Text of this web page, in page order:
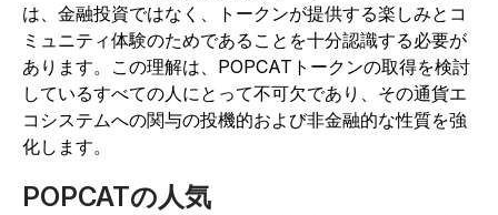
は、金融投資ではなく、トークンが提供する楽しみとコ
ミュニティ体験のためであることを十分認識する必要が
あります。この理解は、POPCATトークンの取得を検討
しているすべての人にとって不可欠であり、その通貨エ
コシステムへの関与の投機的および非金融的な性質を強
化します。
POPCATの人気